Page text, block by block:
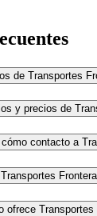
de Transportes
y precios de
contacto a
ofrece Transportes